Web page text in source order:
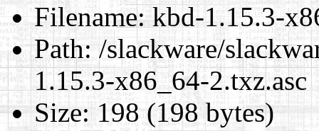
Filename:kbd-1.15.3-
Path:/slackware/
1.15.3-x86_64-2.txz.asc
Size:198 (198 bytes)